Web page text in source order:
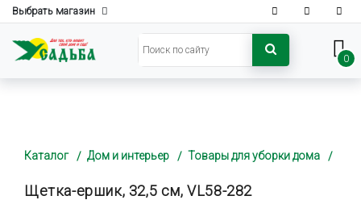
Выбрать магазин
0
Каталог Дом и интерьер Товары для уборки дома
Щетка-ершик, 32,5 см, VL58-282